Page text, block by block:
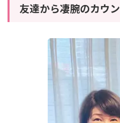
友達から凄腕のカウ